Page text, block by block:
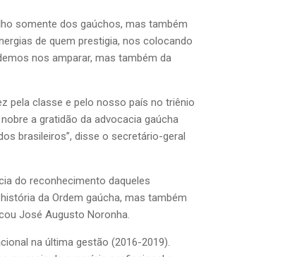
somente dos gaúchos, mas também
de quem prestigia, nos colocando
nos amparar, mas também da
pela classe e pelo nosso país no triênio
a gratidão da advocacia gaúcha
brasileiros”, disse o secretário-geral
do reconhecimento daqueles
da Ordem gaúcha, mas também
José Augusto Noronha.
na última gestão (2016-2019).